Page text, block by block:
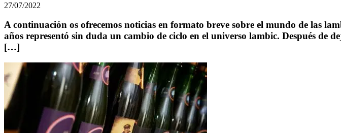
27/07/2022
A continuación os ofrecemos noticias en formato breve sobre el mundo de las
años representó sin duda un cambio de ciclo en el universo lambic. Después de
[…]